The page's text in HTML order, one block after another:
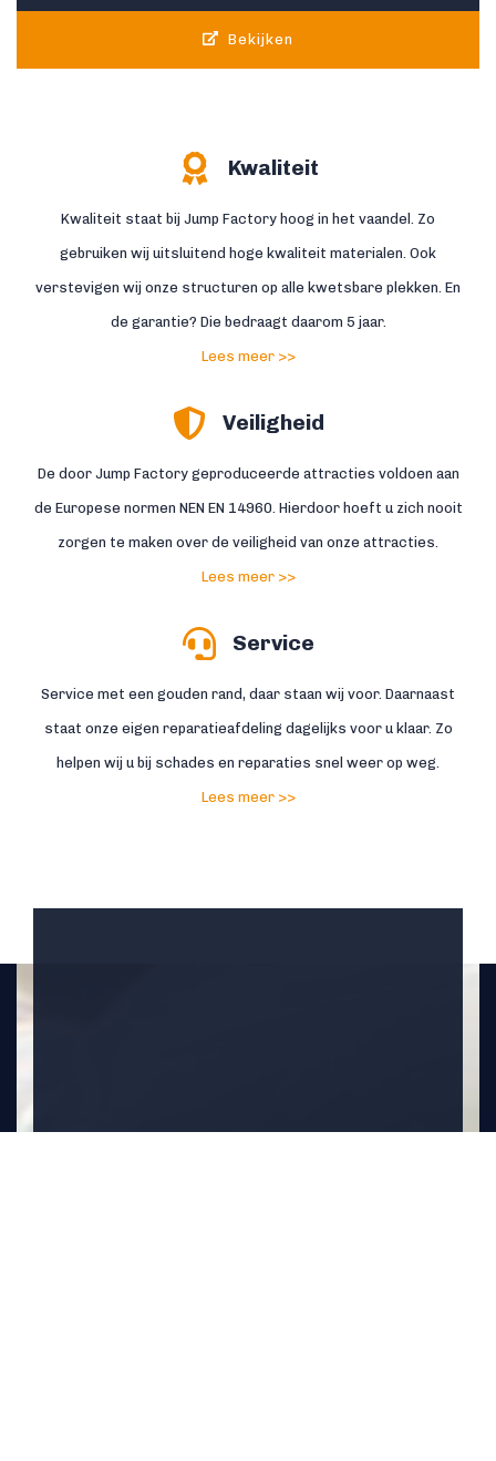
Bekijken
Kwaliteit
Kwaliteit staat bij Jump Factory hoog in het vaandel. Zo
gebruiken wij uitsluitend hoge kwaliteit materialen. Ook
verstevigen wij onze structuren op alle kwetsbare plekken. En
de garantie? Die bedraagt daarom 5 jaar.
Lees meer >>
Veiligheid
De door Jump Factory geproduceerde attracties voldoen aan
de Europese normen NEN EN 14960. Hierdoor hoeft u zich nooit
zorgen te maken over de veiligheid van onze attracties.
Lees meer >>
Service
Service met een gouden rand, daar staan wij voor. Daarnaast
staat onze eigen reparatieafdeling dagelijks voor u klaar. Zo
helpen wij u bij schades en reparaties snel weer op weg.
Lees meer >>